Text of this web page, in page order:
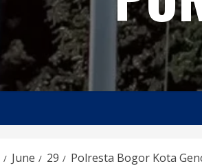
June 29 Polresta Bogor Kota